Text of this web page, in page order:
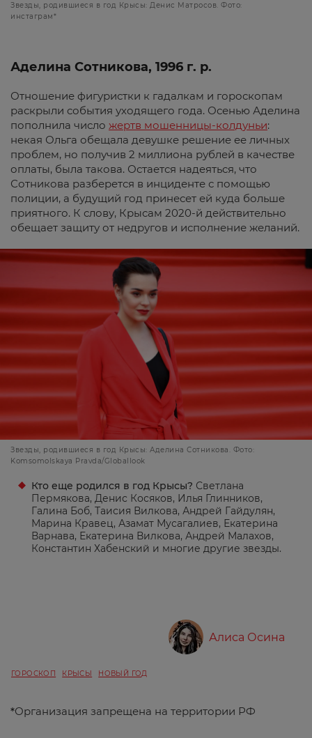
Звезды, родившиеся в год Крысы: Денис Матросов. Фото:
инстаграм*
Аделина Сотникова, 1996 г. р.
Отношение фигуристки к гадалкам и гороскопам
раскрыли события уходящего года. Осенью Аделина
пополнила число жертв мошенницы-колдуньи:
некая Ольга обещала девушке решение ее личных
проблем, но получив 2 миллиона рублей в качестве
оплаты, была такова. Остается надеяться, что
Сотникова разберется в инциденте с помощью
полиции, а будущий год принесет ей куда больше
приятного. К слову, Крысам 2020-й действительно
обещает защиту от недругов и исполнение желаний.
Звезды, родившиеся в год Крысы: Аделина Сотникова. Фото:
Komsomolskaya Pravda/Globallook
Кто еще родился в год Крысы? Светлана
Пермякова, Денис Косяков, Илья Глинников,
Галина Боб, Таисия Вилкова, Андрей Гайдулян,
Марина Кравец, Азамат Мусагалиев, Екатерина
Варнава, Екатерина Вилкова, Андрей Малахов,
Константин Хабенский и многие другие звезды.
Алиса Осина
ГОРОСКОП КРЫСЫ НОВЫЙ ГОД
*Организация запрещена на территории РФ